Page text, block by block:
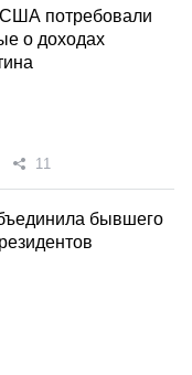
потребовали
о доходах
11
бывшего